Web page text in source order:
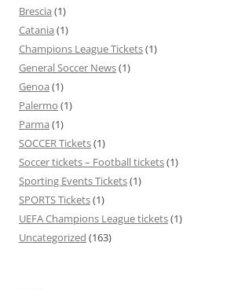
Brescia (1)
Catania (1)
Champions League Tickets(1)
General Soccer News(1)
Genoa (1)
Palermo (1)
Parma (1)
SOCCER Tickets(1)
Soccer tickets – Football tickets(1)
Sporting Events Tickets(1)
SPORTS Tickets(1)
UEFA Champions League tickets(1)
Uncategorized (163)